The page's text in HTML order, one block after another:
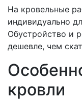
На кровельные
индивидуально
Обустройство и
дешевле, чем
кровли